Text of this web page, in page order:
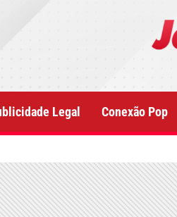
Legal Conexão Pop